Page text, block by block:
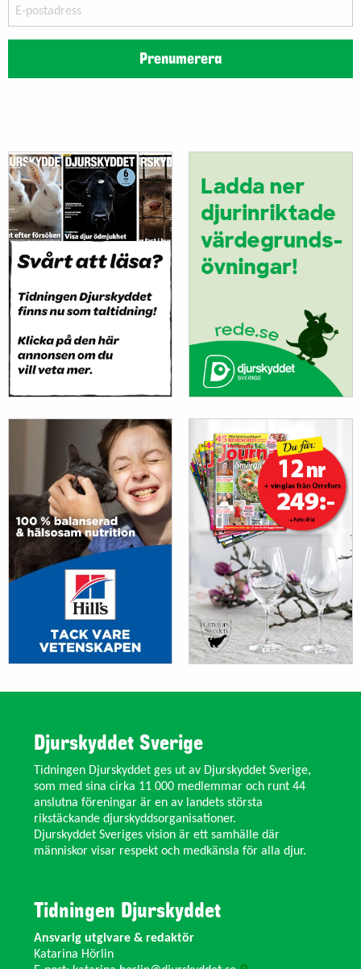
postadress
Prenumerera
Djurskyddet Sverige
Tidningen Djurskyddet ges ut av Djurskyddet Sverige,
som med sina cirka 11 000 medlemmar och runt 44
anslutna föreningar är en av landets största
rikstäckande djurskyddsorganisationer.
Djurskyddet Sveriges vision är ett samhälle där
människor visar respekt och medkänsla för alla djur.
Tidningen Djurskyddet
Ansvarig utgivare & redaktör
Katarina Hörlin